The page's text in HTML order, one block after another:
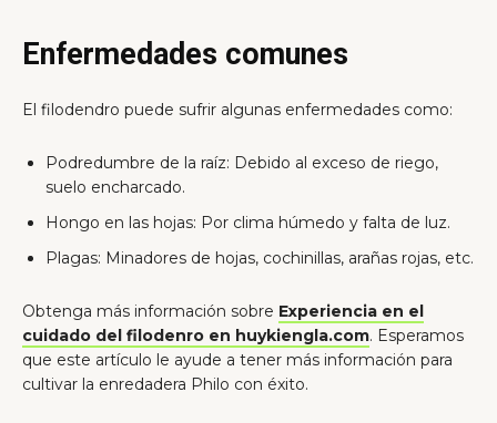
Enfermedades comunes
El filodendro puede sufrir algunas enfermedades como:
Podredumbre de la raíz: Debido al exceso de riego,
suelo encharcado.
Hongo en las hojas: Por clima húmedo y falta de luz.
Plagas: Minadores de hojas, cochinillas, arañas rojas, etc.
Obtenga más información sobre Experiencia en el
cuidado del filodenro en huykiengla.com. Esperamos
que este artículo le ayude a tener más información para
cultivar la enredadera Philo con éxito.